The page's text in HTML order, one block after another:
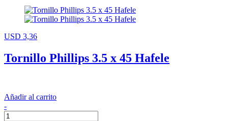
USD 3,36
Tornillo Phillips 3.5 x 45 Hafele
Añadir al carrito
-